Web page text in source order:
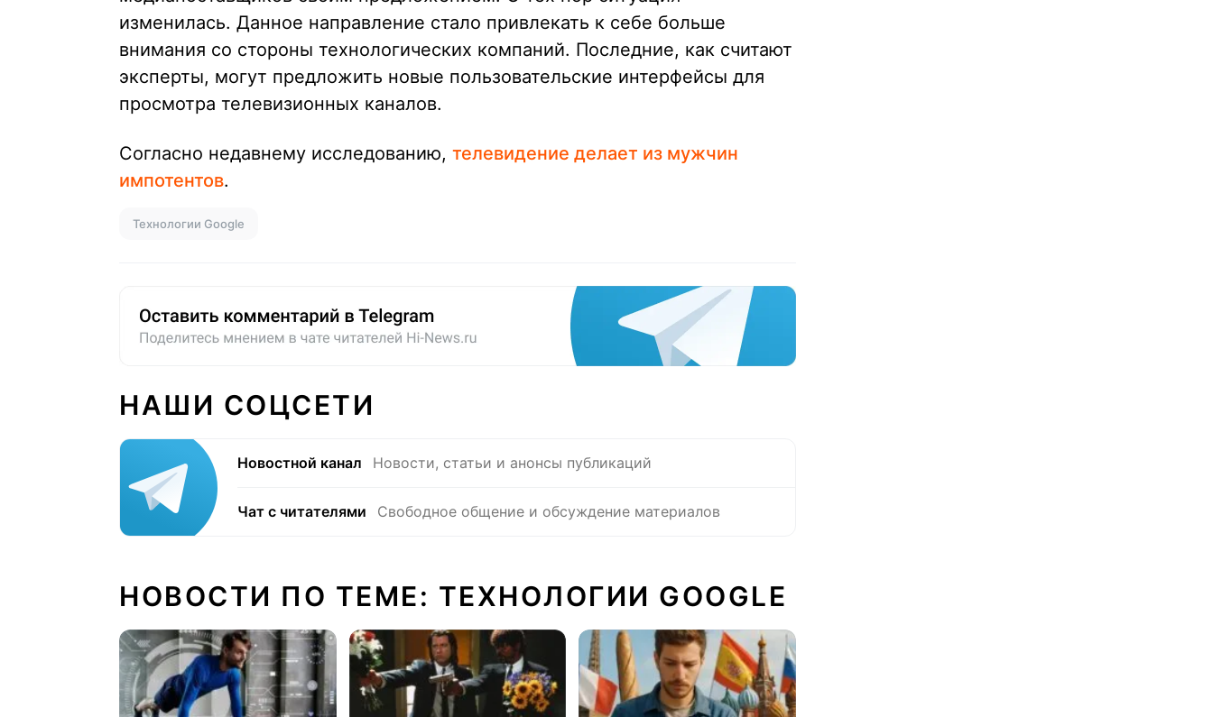
изменилась. Данное направление стало привлекать к себе больше
внимания со стороны технологических компаний. Последние, как считают
эксперты, могут предложить новые пользовательские интерфейсы для
просмотра телевизионных каналов.
Согласно недавнему исследованию, телевидение делает из мужчин
импотентов.
Технологии Google
НАШИ СОЦСЕТИ
Новостной канал Новости, статьи и анонсы публикаций
Чат с читателями Свободное общение и обсуждение материалов
НОВОСТИ ПО ТЕМЕ: ТЕХНОЛОГИИ GOOGLE